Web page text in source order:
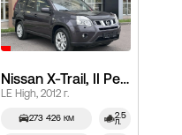
Nissan X-Trail, II Рестайлинг
LE High, 2012 г.
273 426 км 2.5
л.